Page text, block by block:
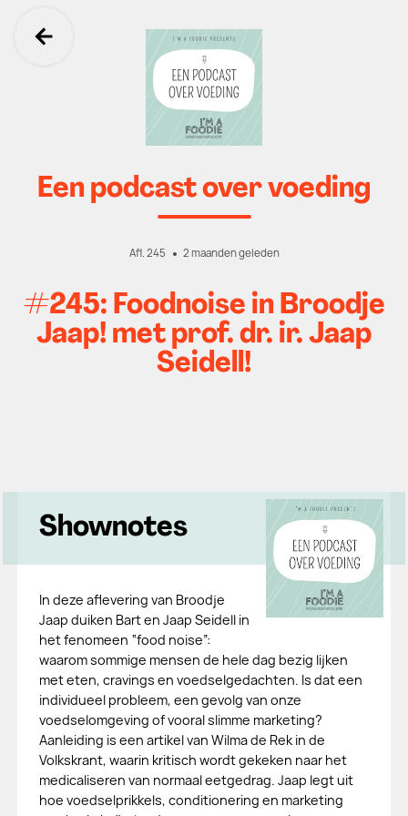
Ga terug
Een podcast over voeding
Afl. 245 2 maanden geleden
#245: Foodnoise in Broodje
Jaap! met prof. dr. ir. Jaap
Seidell!
Shownotes
In deze aflevering van Broodje
Jaap duiken Bart en Jaap Seidell in
het fenomeen “food noise”:
waarom sommige mensen de hele dag bezig lijken
met eten, cravings en voedselgedachten. Is dat een
individueel probleem, een gevolg van onze
voedselomgeving of vooral slimme marketing?
Aanleiding is een artikel van Wilma de Rek in de
Volkskrant, waarin kritisch wordt gekeken naar het
medicaliseren van normaal eetgedrag. Jaap legt uit
hoe voedselprikkels, conditionering en marketing